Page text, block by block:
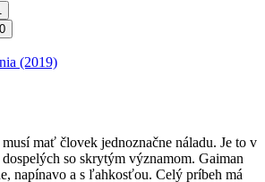
0
(2019)
mať človek jednoznačne náladu. Je to v
so skrytým významom. Gaiman
napínavo a s ľahkosťou. Celý príbeh má